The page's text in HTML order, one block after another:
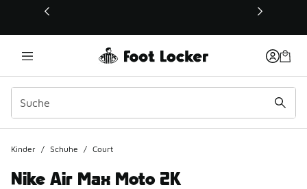
Dieser Link öffnet sich in einem neuen Fenster
Kinder / Schuhe / Court
Nike Air Max Moto 2K